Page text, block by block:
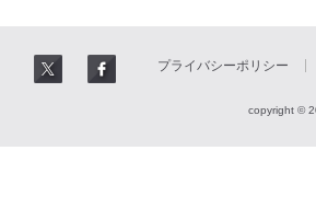
プライバシーポリシー
copyright ©